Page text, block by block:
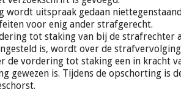
wordt uitspraak gedaan
voor enig ander strafgerecht.
tot staking van bij de strafrechter
is, wordt over de
de vordering tot staking een in kracht
gewezen is. Tijdens de opschorting is